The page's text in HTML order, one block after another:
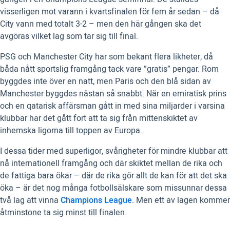
visserligen mot varann i kvartsfinalen för fem år sedan – då
City vann med totalt 3-2 – men den här gången ska det
avgöras vilket lag som tar sig till final.
PSG och Manchester City har som bekant flera likheter, då
båda nått sportslig framgång tack vare ”gratis” pengar. Rom
byggdes inte över en natt, men Paris och den blå sidan av
Manchester byggdes nästan så snabbt. När en emiratisk prins
och en qatarisk affärsman gått in med sina miljarder i varsina
klubbar har det gått fort att ta sig från mittenskiktet av
inhemska ligorna till toppen av Europa.
I dessa tider med superligor, svårigheter för mindre klubbar att
nå internationell framgång och där skiktet mellan de rika och
de fattiga bara ökar – där de rika gör allt de kan för att det ska
öka – är det nog många fotbollsälskare som missunnar dessa
två lag att vinna Champions League. Men ett av lagen kommer
åtminstone ta sig minst till finalen.